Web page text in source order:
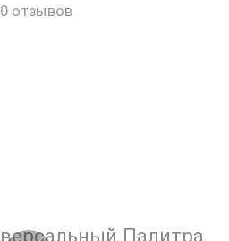
0 отзывов